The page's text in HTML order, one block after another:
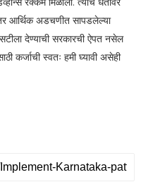
आर्थिक अडचणीत सापडलेल्या
देण्याची सरकारची ऐपत नसेल
कर्जाची स्वतः हमी घ्यावी असेही